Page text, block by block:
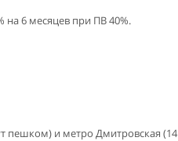
на 6 месяцев при ПВ 40%.
пешком) и метро Дмитровская (14